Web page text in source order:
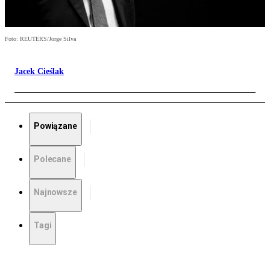
Foto: REUTERS/Jorge Silva
Jacek Cieślak
Powiązane
Polecane
Najnowsze
Tagi